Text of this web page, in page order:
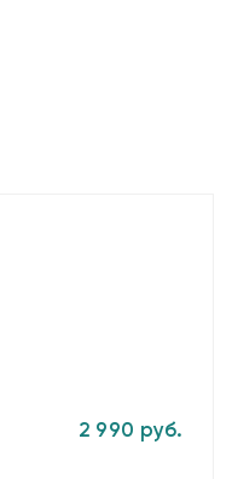
2 990 руб.